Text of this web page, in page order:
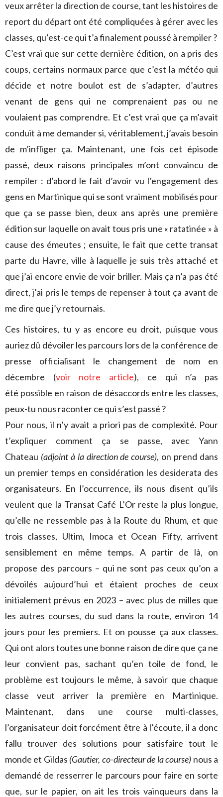
veux arrêter la direction de course, tant les histoires de
report du départ ont été compliquées à gérer avec les
classes, qu’est-ce qui t’a finalement poussé à rempiler ?
C’est vrai que sur cette dernière édition, on a pris des
coups, certains normaux parce que c’est la météo qui
décide et notre boulot est de s’adapter, d’autres
venant de gens qui ne comprenaient pas ou ne
voulaient pas comprendre. Et c’est vrai que ça m’avait
conduit à me demander si, véritablement, j’avais besoin
de m’infliger ça. Maintenant, une fois cet épisode
passé, deux raisons principales m’ont convaincu de
rempiler : d’abord le fait d’avoir vu l’engagement des
gens en Martinique qui se sont vraiment mobilisés pour
que ça se passe bien, deux ans après une première
édition sur laquelle on avait tous pris une « ratatinée » à
cause des émeutes ; ensuite, le fait que cette transat
parte du Havre, ville à laquelle je suis très attaché et
que j’ai encore envie de voir briller. Mais ça n’a pas été
direct, j’ai pris le temps de repenser à tout ça avant de
me dire que j’y retournais.
Ces histoires, tu y as encore eu droit, puisque vous
auriez dû dévoiler les parcours lors de la conférence de
presse officialisant le changement de nom en
décembre (voir notre article), ce qui n’a pas
été possible en raison de désaccords entre les classes,
peux-tu nous raconter ce qui s’est passé ?
Pour nous, il n’y avait a priori pas de complexité. Pour
t’expliquer comment ça se passe, avec Yann
Chateau (adjoint à la direction de course), on prend dans
un premier temps en considération les desiderata des
organisateurs. En l’occurrence, ils nous disent qu’ils
veulent que la Transat Café L’Or reste la plus longue,
qu’elle ne ressemble pas à la Route du Rhum, et que
trois classes, Ultim, Imoca et Ocean Fifty, arrivent
sensiblement en même temps. A partir de là, on
propose des parcours – qui ne sont pas ceux qu’on a
dévoilés aujourd’hui et étaient proches de ceux
initialement prévus en 2023 – avec plus de milles que
les autres courses, du sud dans la route, environ 14
jours pour les premiers. Et on pousse ça aux classes.
Qui ont alors toutes une bonne raison de dire que ça ne
leur convient pas, sachant qu’en toile de fond, le
problème est toujours le même, à savoir que chaque
classe veut arriver la première en Martinique.
Maintenant, dans une course multi-classes,
l’organisateur doit forcément être à l’écoute, il a donc
fallu trouver des solutions pour satisfaire tout le
monde et Gildas (Gautier, co-directeur de la course) nous a
demandé de resserrer le parcours pour faire en sorte
que, sur le papier, on ait les trois vainqueurs dans la